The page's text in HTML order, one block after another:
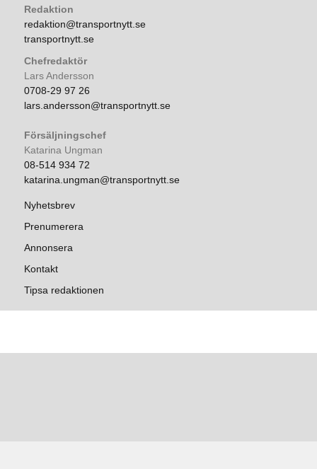
Redaktion
redaktion@transportnytt.se
transportnytt.se
Chefredaktör
Lars Andersson
0708-29 97 26
lars.andersson@transportnytt.se
Försäljningschef
Katarina Ungman
08-514 934 72
katarina.ungman@transportnytt.se
Nyhetsbrev
Prenumerera
Annonsera
Kontakt
Tipsa redaktionen